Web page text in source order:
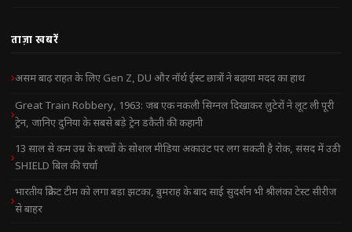
ताज़ा खबरें
असम बाढ़ राहत के लिए Gen Z, DU और नॉर्थ ईस्ट छात्रों ने बढ़ाया मदद का हाथ
Great Train Robbery, 1963: जब एक नकली सिग्नल दिखाकर लुटेरों ने लूट ली पूरी
ट्रेन, जानिए दुनिया के सबसे बड़े ट्रेन डकैती की कहानी
13 साल से कम उम्र के बच्चों के सोशल मीडिया अकाउंट पर लग सकती है रोक, संसद में उठी
SHIELD बिल की चर्चा
भारतीय क्रिकेट टीम को लगा बड़ा झटका, बुमराह के बाद साई सुदर्शन भी श्रीलंका टेस्ट सीरीज
से बाहर